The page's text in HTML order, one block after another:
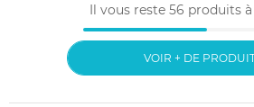
Il vous reste 56 produits
VOIR + DE